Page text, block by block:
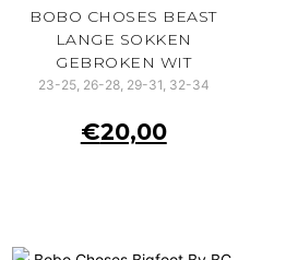
BOBO CHOSES BEAST
LANGE SOKKEN
GEBROKEN WIT
23-25, 26-28, 29-31, 32-34
€20,00